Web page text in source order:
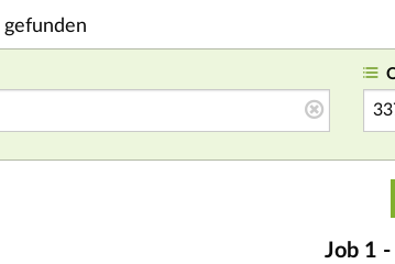
gefunden
Job 1